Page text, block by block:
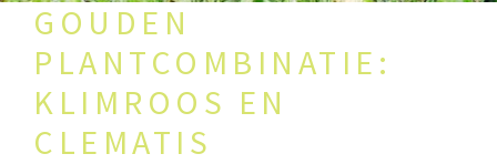
GOUDEN
PLANTCOMBINATIE:
KLIMROOS EN
CLEMATIS